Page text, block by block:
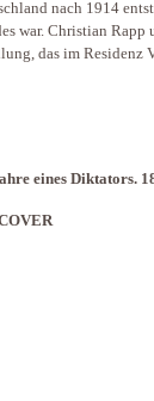
nach 1914
war. Christian Rapp
das im Residenz
eines Diktators.